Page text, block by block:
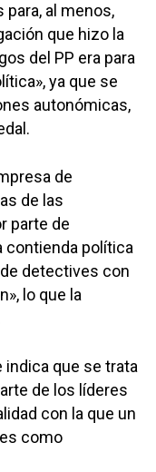
al menos,
que hizo la
del PP era para
ya que se
autonómicas,
de
de las
parte de
contienda política
detectives con
lo que la
indica que se trata
de los líderes
con la que un
como